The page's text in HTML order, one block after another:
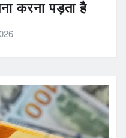
करना पड़ता है